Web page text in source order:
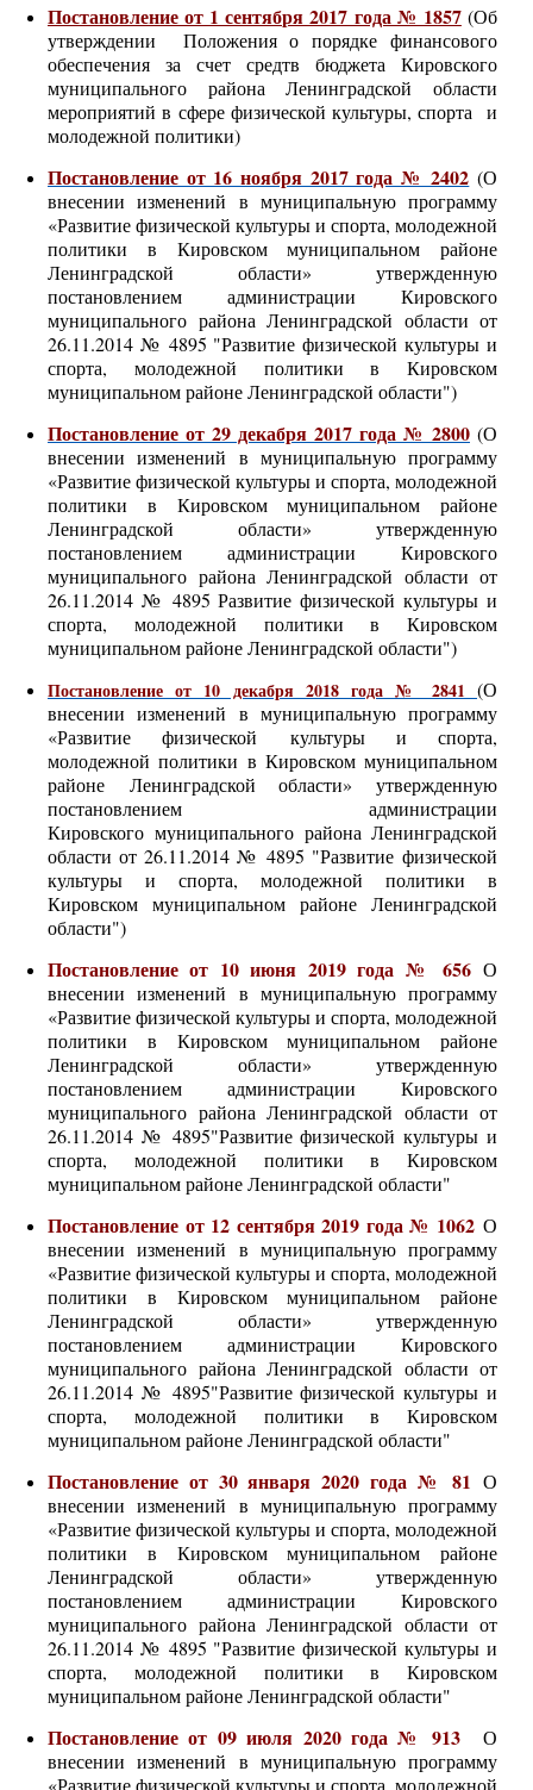
Постановление от 1 сентября 2017 года № 1857(Об
утверждении Положения о порядке финансового
обеспечения за счет средтв бюджета Кировского
муниципального района Ленинградской области
мероприятий в сфере физической культуры, спорта и
молодежной политики)
Постановление от 16 ноября 2017 года № 2402 (О
внесении изменений в муниципальную программу
«Развитие физической культуры и спорта, молодежной
политики в Кировском муниципальном районе
Ленинградской области» утвержденную
постановлением администрации Кировского
муниципального района Ленинградской области от
26.11.2014 № 4895 "Развитие физической культуры и
спорта, молодежной политики в Кировском
муниципальном районе Ленинградской области")
Постановление от 29 декабря 2017 года № 2800 (О
внесении изменений в муниципальную программу
«Развитие физической культуры и спорта, молодежной
политики в Кировском муниципальном районе
Ленинградской области» утвержденную
постановлением администрации Кировского
муниципального района Ленинградской области от
26.11.2014 № 4895 Развитие физической культуры и
спорта, молодежной политики в Кировском
муниципальном районе Ленинградской области")
Постановление от 10 декабря 2018 года № 2841 (О
внесении изменений в муниципальную программу
«Развитие физической культуры и спорта,
молодежной политики в Кировском муниципальном
районе Ленинградской области» утвержденную
постановлением администрации
Кировского муниципального района Ленинградской
области от 26.11.2014 № 4895 "Развитие физической
культуры и спорта, молодежной политики в
Кировском муниципальном районе Ленинградской
области")
Постановление от 10 июня 2019 года № 656 О
внесении изменений в муниципальную программу
«Развитие физической культуры и спорта, молодежной
политики в Кировском муниципальном районе
Ленинградской области» утвержденную
постановлением администрации Кировского
муниципального района Ленинградской области от
26.11.2014 № 4895"Развитие физической культуры и
спорта, молодежной политики в Кировском
муниципальном районе Ленинградской области"
Постановление от 12 сентября 2019 года № 1062 О
внесении изменений в муниципальную программу
«Развитие физической культуры и спорта, молодежной
политики в Кировском муниципальном районе
Ленинградской области» утвержденную
постановлением администрации Кировского
муниципального района Ленинградской области от
26.11.2014 № 4895"Развитие физической культуры и
спорта, молодежной политики в Кировском
муниципальном районе Ленинградской области"
Постановление от 30 января 2020 года № 81 О
внесении изменений в муниципальную программу
«Развитие физической культуры и спорта, молодежной
политики в Кировском муниципальном районе
Ленинградской области» утвержденную
постановлением администрации Кировского
муниципального района Ленинградской области от
26.11.2014 № 4895 "Развитие физической культуры и
спорта, молодежной политики в Кировском
муниципальном районе Ленинградской области"
Постановление от 09 июля 2020 года № 913
О
внесении изменений в муниципальную программу
«Развитие физической культуры и спорта, молодежной